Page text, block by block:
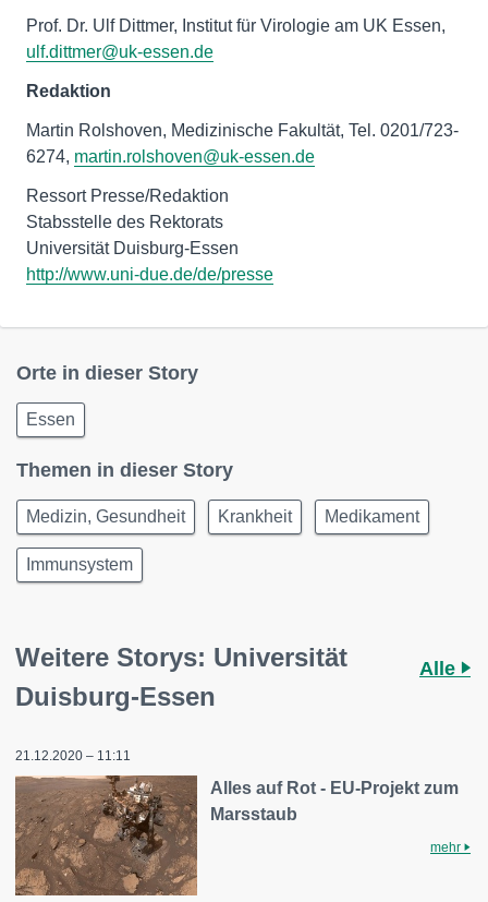
Prof. Dr. Ulf Dittmer, Institut für Virologie am UK Essen,
ulf.dittmer@uk-essen.de
Redaktion
Martin Rolshoven, Medizinische Fakultät, Tel. 0201/723-
6274, martin.rolshoven@uk-essen.de
Ressort Presse/Redaktion
Stabsstelle des Rektorats
http://www.uni-due.de/de/presse
Orte in dieser Story
Essen
Themen in dieser Story
Medizin, Gesundheit Krankheit Medikament
Immunsystem
Weitere Storys: Universität
Duisburg-Essen
Alle
21.12.2020 – 11:11
Alles auf Rot - EU-Projekt zum
Marsstaub
mehr